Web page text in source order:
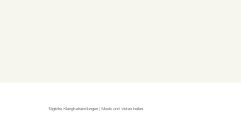
Tägliche Klangbehandlungen | Musik und Video heilen